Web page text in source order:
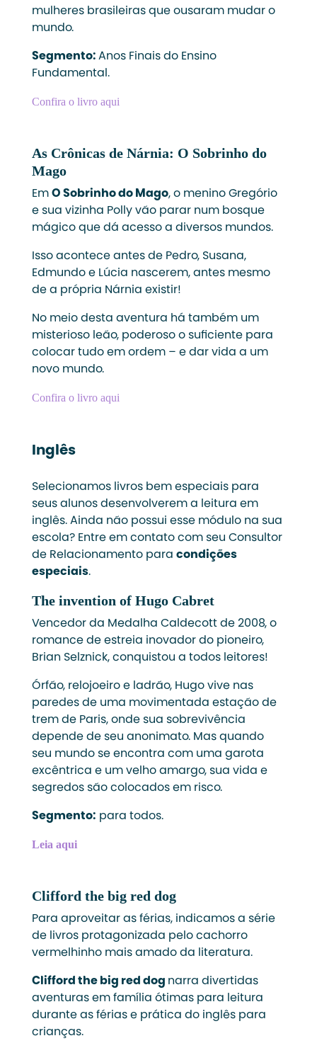
mulheres brasileiras que ousaram mudar o
mundo.
Segmento: Anos Finais do Ensino
Fundamental.
Confira o livro aqui
As Crônicas de Nárnia: O Sobrinho do
Mago
Em O Sobrinho do Mago, o menino Gregório
e sua vizinha Polly vão parar num bosque
mágico que dá acesso a diversos mundos.
Isso acontece antes de Pedro, Susana,
Edmundo e Lúcia nascerem, antes mesmo
de a própria Nárnia existir!
No meio desta aventura há também um
misterioso leão, poderoso o suficiente para
colocar tudo em ordem – e dar vida a um
novo mundo.
Confira o livro aqui
Inglês
Selecionamos livros bem especiais para
seus alunos desenvolverem a leitura em
inglês. Ainda não possui esse módulo na sua
escola? Entre em contato com seu Consultor
de Relacionamento para condições
especiais.
The invention of Hugo Cabret
Vencedor da Medalha Caldecott de 2008, o
romance de estreia inovador do pioneiro,
Brian Selznick, conquistou a todos leitores!
Órfão, relojoeiro e ladrão, Hugo vive nas
paredes de uma movimentada estação de
trem de Paris, onde sua sobrevivência
depende de seu anonimato. Mas quando
seu mundo se encontra com uma garota
excêntrica e um velho amargo, sua vida e
segredos são colocados em risco.
Segmento: para todos.
Leia aqui
Clifford the big red dog
Para aproveitar as férias, indicamos a série
de livros protagonizada pelo cachorro
vermelhinho mais amado da literatura.
Clifford the big red dog narra divertidas
aventuras em família ótimas para leitura
durante as férias e prática do inglês para
crianças.